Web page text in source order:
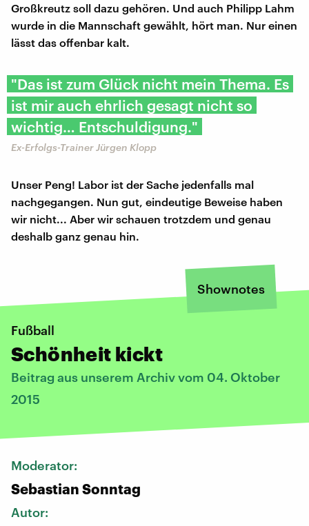
Großkreutz soll dazu gehören. Und auch Philipp Lahm
wurde in die Mannschaft gewählt, hört man. Nur einen
lässt das offenbar kalt.
"Das ist zum Glück nicht mein Thema. Es
ist mir auch ehrlich gesagt nicht so
wichtig… Entschuldigung."
Ex-Erfolgs-Trainer Jürgen Klopp
Unser Peng! Labor ist der Sache jedenfalls mal
nachgegangen. Nun gut, eindeutige Beweise haben
wir nicht... Aber wir schauen trotzdem und genau
deshalb ganz genau hin.
Shownotes
Fußball
Schönheit kickt
Beitrag aus unserem Archiv vom 04. Oktober
2015
Moderator:
Sebastian Sonntag
Autor: